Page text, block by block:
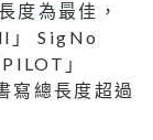
度為最佳，
」 SigNo
」
寫總長度超過